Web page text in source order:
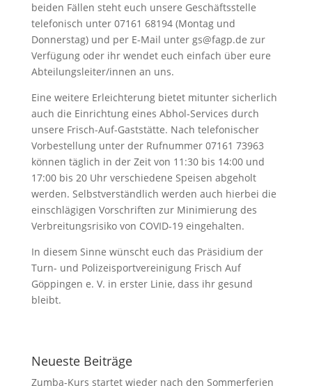
beiden Fällen steht euch unsere Geschäftsstelle
telefonisch unter 07161 68194 (Montag und
Donnerstag) und per E-Mail unter gs@fagp.de zur
Verfügung oder ihr wendet euch einfach über eure
Abteilungsleiter/innen an uns.
Eine weitere Erleichterung bietet mitunter sicherlich
auch die Einrichtung eines Abhol-Services durch
unsere Frisch-Auf-Gaststätte. Nach telefonischer
Vorbestellung unter der Rufnummer 07161 73963
können täglich in der Zeit von 11:30 bis 14:00 und
17:00 bis 20 Uhr verschiedene Speisen abgeholt
werden. Selbstverständlich werden auch hierbei die
einschlägigen Vorschriften zur Minimierung des
Verbreitungsrisiko von COVID-19 eingehalten.
In diesem Sinne wünscht euch das Präsidium der
Turn- und Polizeisportvereinigung Frisch Auf
Göppingen e. V. in erster Linie, dass ihr gesund
bleibt.
Neueste Beiträge
Zumba-Kurs startet wieder nach den Sommerferien